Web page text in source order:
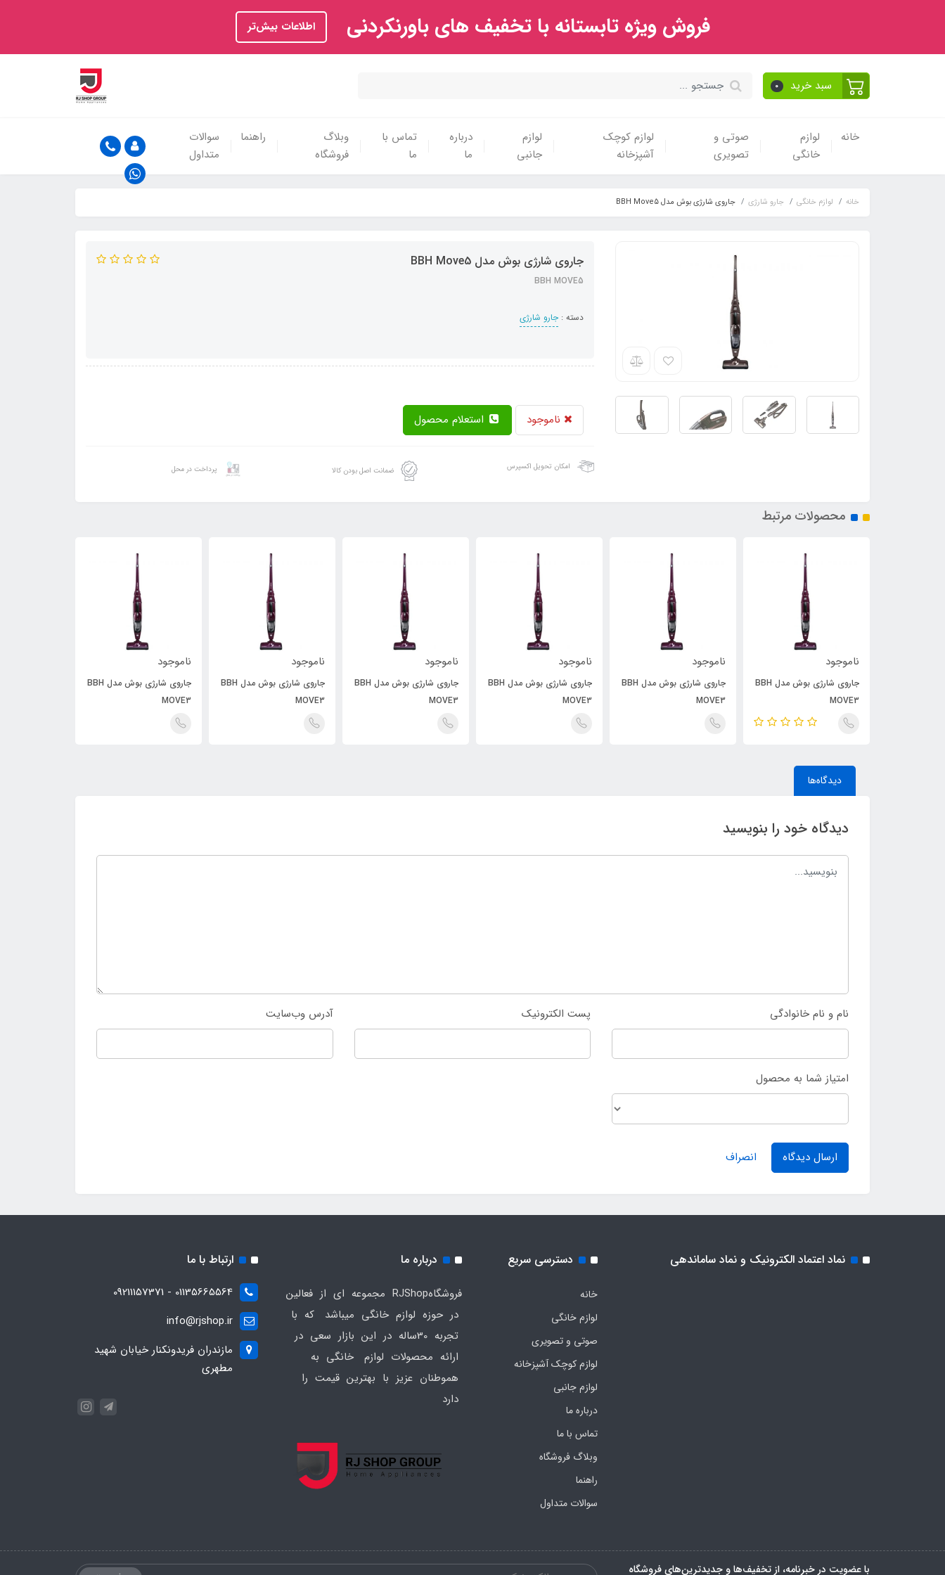
فروش ویژه تابستانه با تخفیف های باورنکردنی اطلاعات بیش‌تر
سبد خرید 0
خانه
لوازم
خانگی
صوتی و
تصویری
لوازم کوچک
آشپزخانه
لوازم
جانبی
درباره
ما
تماس با
ما
وبلاگ
فروشگاه
راهنما
سوالات
متداول
خانه لوازم خانگی جارو شارژی جاروی شارژی بوش مدل BBH Move5
جاروی شارژی بوش مدل BBH Move5
BBH MOVE5
دسته : جارو شارژی
ناموجود
امکان تحویل اکسپرس ضمانت اصل بودن کالا پرداخت در محل
محصولات مرتبط
ناموجود
جاروی شارژی بوش مدل BBH
MOVE3
ناموجود
جاروی شارژی بوش مدل BBH
MOVE3
ناموجود
جاروی شارژی بوش مدل BBH
MOVE3
ناموجود
جاروی شارژی بوش مدل BBH
MOVE3
ناموجود
جاروی شارژی بوش مدل BBH
MOVE3
ناموجود
جاروی شارژی بوش مدل BBH
MOVE3
دیدگاه‌ها
دیدگاه خود را بنویسید
نام و نام خانوادگی پست الکترونیک آدرس وب‌سایت
امتیاز شما به محصول
ارسال دیدگاه انصراف
نماد اعتماد الکترونیک و نماد ساماندهی دسترسی سریع
خانه
لوازم خانگی
صوتی و تصویری
لوازم کوچک آشپزخانه
لوازم جانبی
درباره ما
تماس با ما
وبلاگ فروشگاه
راهنما
سوالات متداول
درباره ما
فروشگاهRJShop مجموعه ای از فعالین
در حوزه لوازم خانگی میباشد که با
تجربه 30ساله در این بازار سعی در
ارائه محصولات لوازم خانگی به
هموطنان عزیز با بهترین قیمت را
دارد
ارتباط با ما
01135665564 - 09211157371
info@rjshop.ir
مازندران فریدونکنار خیابان شهید
مطهری
با عضویت در خبرنامه، از تخفیف‌ها و جدیدترین‌های فروشگاه